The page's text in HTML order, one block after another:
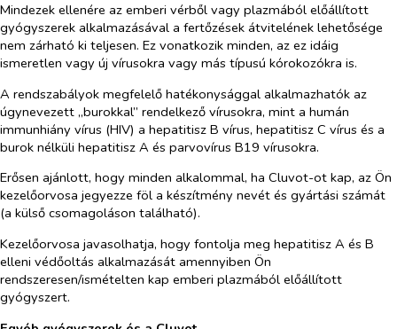
Mindezek ellenére az emberi vérből vagy plazmából előállított
gyógyszerek alkalmazásával a fertőzések átvitelének lehetősége
nem zárható ki teljesen. Ez vonatkozik minden, az ez idáig
ismeretlen vagy új vírusokra vagy más típusú kórokozókra is.
A rendszabályok megfelelő hatékonysággal alkalmazhatók az
úgynevezett „burokkal” rendelkező vírusokra, mint a humán
immunhiány vírus (HIV) a hepatitisz B vírus, hepatitisz C vírus és a
burok nélküli hepatitisz A és parvovírus B19 vírusokra.
Erősen ajánlott, hogy minden alkalommal, ha Cluvot-ot kap, az Ön
kezelőorvosa jegyezze föl a készítmény nevét és gyártási számát
(a külső csomagoláson található).
Kezelőorvosa javasolhatja, hogy fontolja meg hepatitisz A és B
elleni védőoltás alkalmazását amennyiben Ön
rendszeresen/ismételten kap emberi plazmából előállított
gyógyszert.